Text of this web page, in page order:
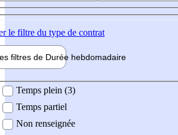
le filtre du type de contrat
filtres de Durée hebdomadaire
Temps plein (3)
Temps partiel
Non renseignée